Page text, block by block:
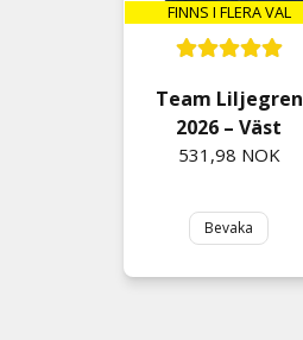
FINNS I FLERA VAL
Team Liljegren
2026 – Väst
531,98 NOK
Bevaka